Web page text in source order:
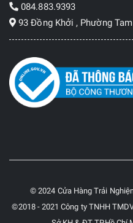
084.883.9393
93 Đồng Khởi , Phường
© 2024 Cửa Hàng Trải
©2018 - 2021 Công ty TNHH